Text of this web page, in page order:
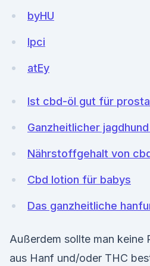
byHU
lpci
atEy
Ist cbd-öl gut für
Ganzheitlicher
Nährstoffgehalt von
Cbd lotion für babys
Das ganzheitliche
Außerdem sollte man keine
aus Hanf und/oder THC